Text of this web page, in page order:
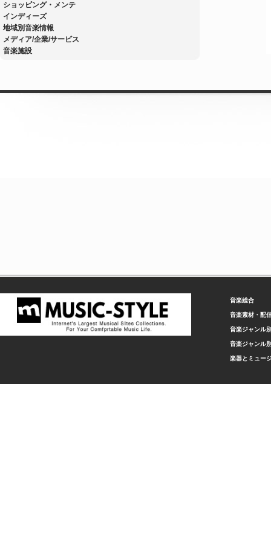
ショッピング・メンテ
インディーズ
地域別音楽情報
メディア/企業/サービス
音楽施設
音楽総合
音楽素材・配
音楽ジャンル
音楽ジャンル
楽器とミュー